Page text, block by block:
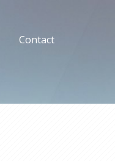
Contact